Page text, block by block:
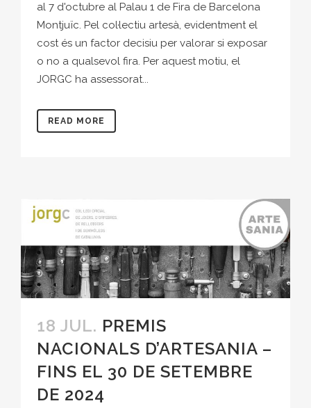
al 7 d'octubre al Palau 1 de Fira de Barcelona
Montjuïc. Pel col·lectiu artesà, evidentment el
cost és un factor decisiu per valorar si exposar
o no a qualsevol fira. Per aquest motiu, el
JORGC ha assessorat...
READ MORE
18 JUL. PREMIS
NACIONALS D’ARTESANIA –
FINS EL 30 DE SETEMBRE
DE 2024